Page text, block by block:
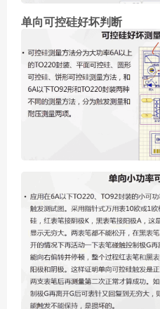
单向可控硅好坏判断